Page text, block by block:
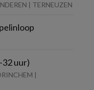
| TERNEUZEN
32 uur)
|